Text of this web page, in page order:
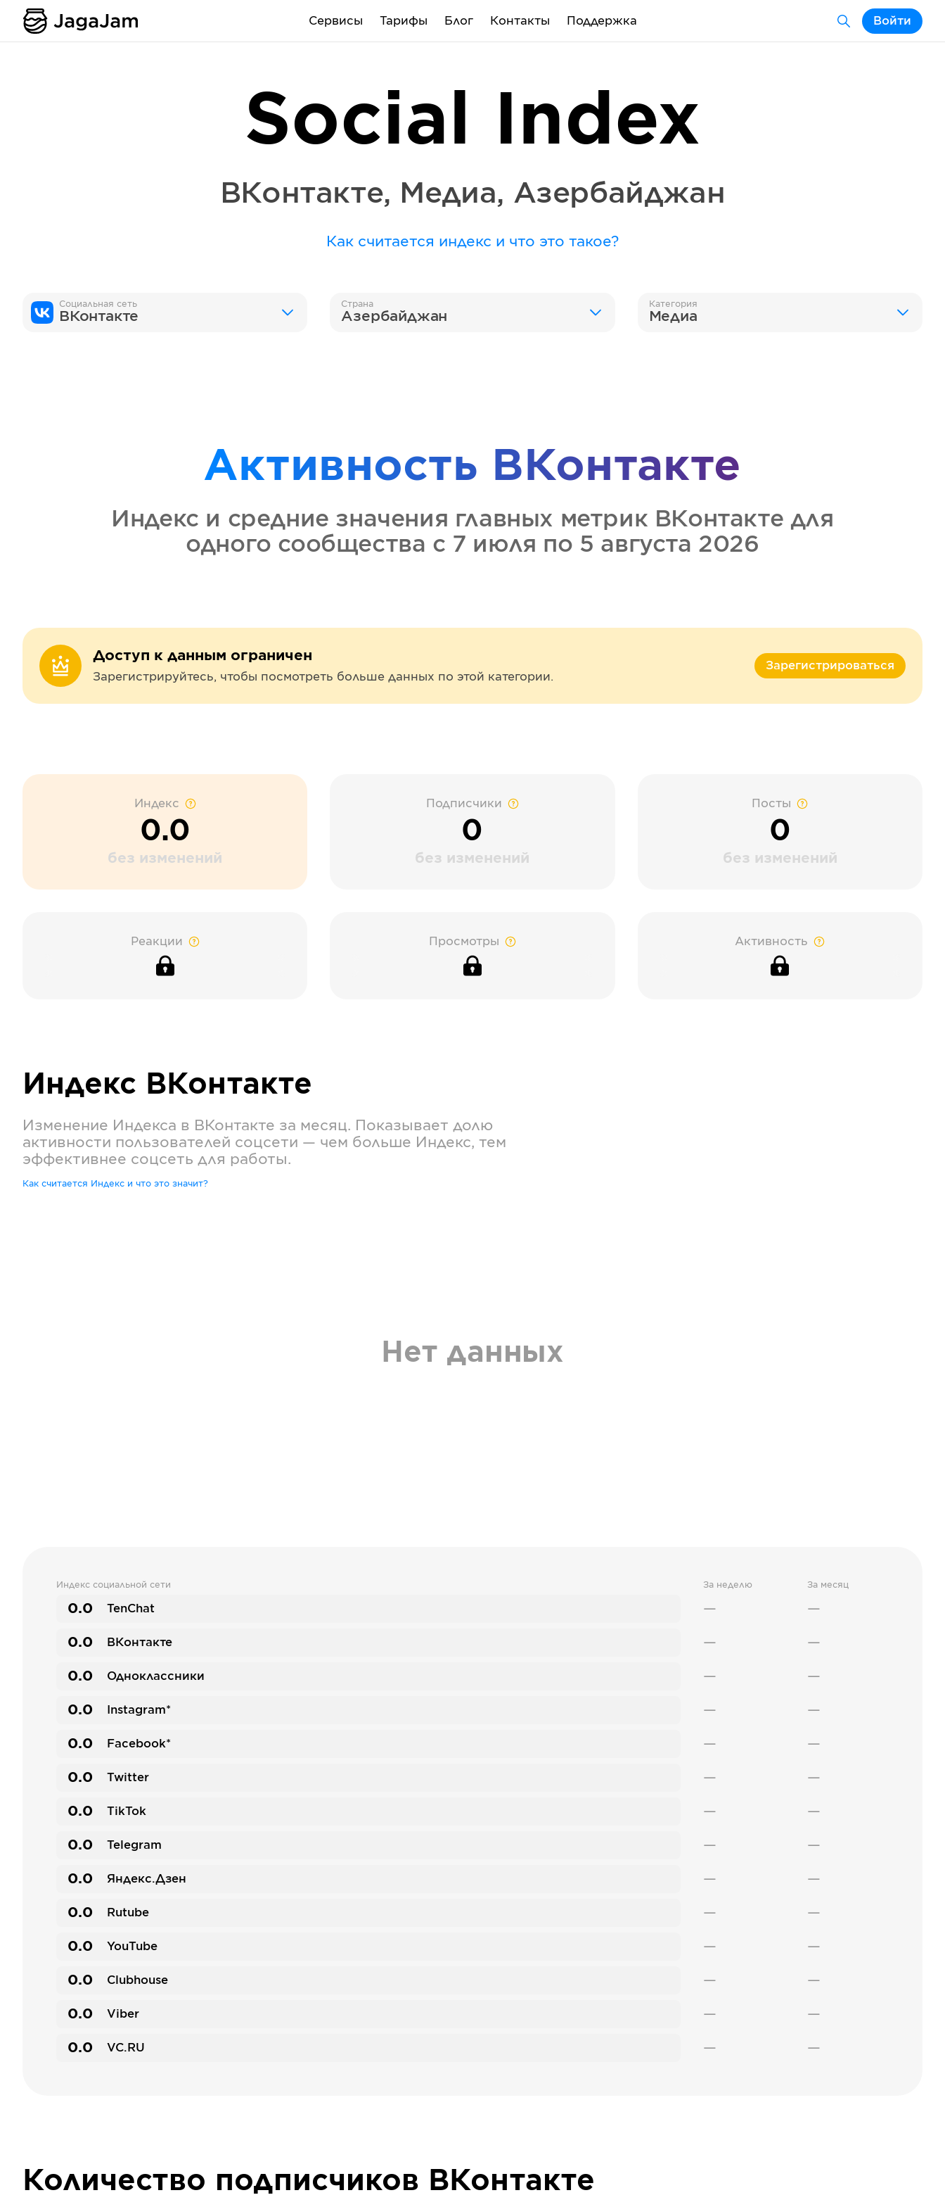
Сервисы Тарифы Блог Контакты Поддержка Войти
Social Index
ВКонтакте, Медиа, Азербайджан
Как считается индекс и что это такое?
Социальная сеть
ВКонтакте
Страна
Азербайджан
Категория
Медиа
Активность ВКонтакте
Индекс и средние значения главных метрик ВКонтакте для
одного сообщества с 7 июля по 5 августа 2026
Доступ к данным ограничен
Зарегистрируйтесь, чтобы посмотреть больше данных по этой категории.
Зарегистрироваться
Индекс
0.0
без изменений
Подписчики
0
без изменений
Посты
0
без изменений
Реакции Просмотры Активность
Индекс ВКонтакте
Изменение Индекса в ВКонтакте за месяц. Показывает долю
активности пользователей соцсети — чем больше Индекс, тем
эффективнее соцсеть для работы.
Как считается Индекс и что это значит?
Нет данных
Индекс социальной сети За неделю За месяц
0.0 TenChat — —
0.0 ВКонтакте — —
0.0 Одноклассники — —
0.0 Instagram* — —
0.0 Facebook* — —
0.0 Twitter — —
0.0 TikTok — —
0.0 Telegram — —
0.0 Яндекс.Дзен — —
0.0 Rutube — —
0.0 YouTube — —
0.0 Clubhouse — —
0.0 Viber — —
0.0 VC.RU — —
Количество подписчиков ВКонтакте